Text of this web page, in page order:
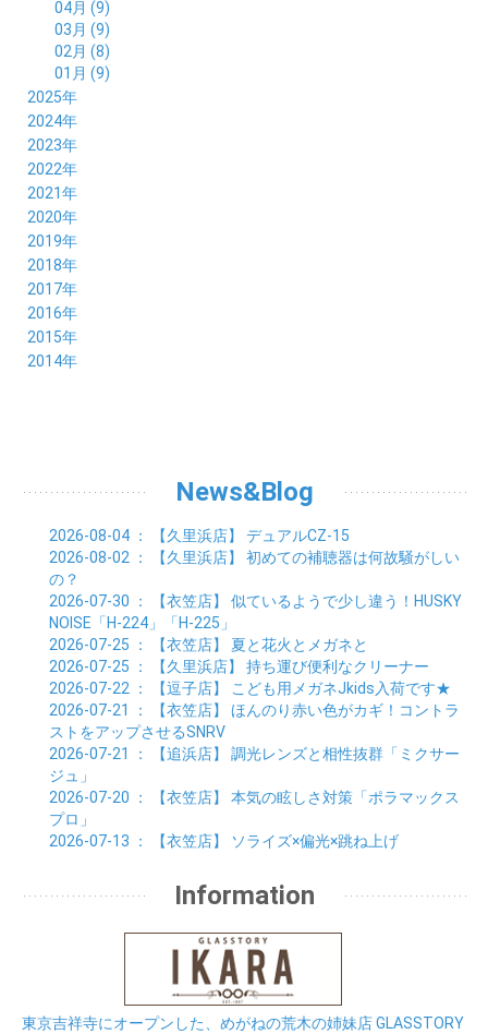
04月 (9)
03月 (9)
02月 (8)
01月 (9)
2025年
12月 (10)
11月 (8)
10月 (8)
09月 (8)
08月 (9)
07月 (7)
06月 (9)
05月 (8)
04月 (8)
03月 (9)
02月 (8)
01月 (8)
2024年
12月 (8)
11月 (9)
10月 (8)
09月 (9)
08月 (7)
07月 (8)
06月 (8)
05月 (8)
04月 (8)
03月 (8)
02月 (9)
2023年
12月 (8)
11月 (8)
10月 (8)
09月 (8)
08月 (9)
07月 (9)
06月 (8)
05月 (9)
04月 (9)
03月 (8)
2022年
12月 (9)
11月 (5)
10月 (4)
09月 (5)
08月 (4)
07月 (4)
06月 (5)
05月 (5)
04月 (2)
2021年
12月 (6)
11月 (4)
10月 (3)
09月 (7)
08月 (5)
07月 (4)
06月 (6)
05月 (6)
2020年
12月 (3)
11月 (6)
10月 (7)
09月 (7)
08月 (5)
07月 (5)
06月 (7)
2019年
12月 (9)
11月 (5)
10月 (7)
09月 (11)
08月 (6)
07月 (5)
2018年
12月 (6)
11月 (7)
10月 (6)
09月 (8)
08月 (4)
01月 (7)
2017年
12月 (6)
11月 (4)
10月 (5)
02月 (3)
01月 (6)
2016年
12月 (7)
11月 (4)
03月 (6)
02月 (9)
01月 (11)
2015年
12月 (6)
06月 (2)
2014年
News&Blog
2026-08-04 ： 【久里浜店】 デュアルCZ-15
2026-08-02 ： 【久里浜店】 初めての補聴器は何故騒がしい
の？
2026-07-30 ： 【衣笠店】 似ているようで少し違う！HUSKY
NOISE「H-224」「H-225」
2026-07-25 ： 【衣笠店】 夏と花火とメガネと
2026-07-25 ： 【久里浜店】 持ち運び便利なクリーナー
2026-07-22 ： 【逗子店】
こども用メガネJkids入荷です★
2026-07-21
： 【衣笠店】 ほんのり赤い色がカギ！コントラ
ストをアップさせるSNRV
2026-07-21
： 【追浜店】 調光レンズと相性抜群「ミクサー
ジュ」
2026-07-20 ： 【衣笠店】 本気の眩しさ対策「ポラマックス
プロ」
2026-07-13 ： 【衣笠店】 ソライズ×偏光×跳ね上げ
Information
東京吉祥寺にオープンした、めがねの荒木の姉妹店 GLASSTORY